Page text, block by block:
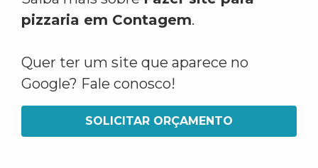
pizzaria em Contagem.
Quer ter um site que aparece no
Google? Fale conosco!
SOLICITAR ORÇAMENTO